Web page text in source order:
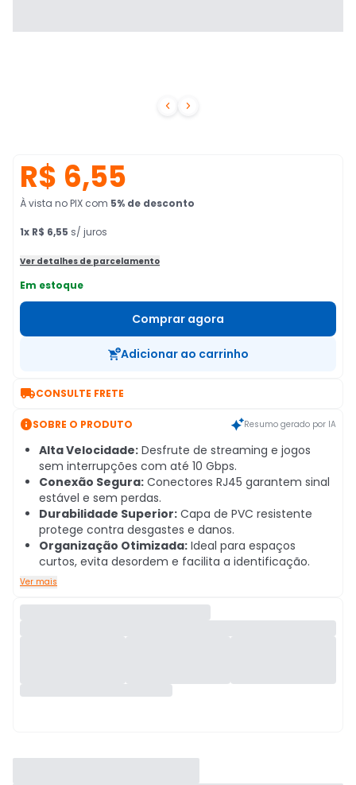
 
R$ 6,55
À vista no PIX com 5% de desconto
1x R$ 6,55 s/ juros
Ver detalhes de parcelamento
Em estoque
Comprar agora
Adicionar ao carrinho
CONSULTE FRETE
SOBRE O PRODUTO Resumo gerado por IA
Alta Velocidade: Desfrute de streaming e jogos
sem interrupções com até 10 Gbps.
Conexão Segura: Conectores RJ45 garantem sinal
estável e sem perdas.
Durabilidade Superior: Capa de PVC resistente
protege contra desgastes e danos.
Organização Otimizada: Ideal para espaços
curtos, evita desordem e facilita a identificação.
Ver mais